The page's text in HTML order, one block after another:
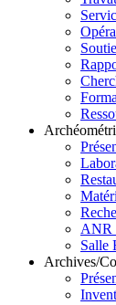
ANR
Salle
Archives/